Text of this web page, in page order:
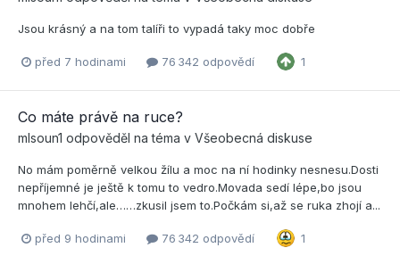
Jsou krásný a na tom talíři to vypadá taky moc dobře
před 7 hodinami 76 342 odpovědí 1
Co máte právě na ruce?
mlsoun1 odpověděl na téma v Všeobecná diskuse
No mám poměrně velkou žílu a moc na ní hodinky nesnesu.Dosti
nepříjemné je ještě k tomu to vedro.Movada sedí lépe,bo jsou
mnohem lehčí,ale……zkusil jsem to.Počkám si,až se ruka zhojí a...
před 9 hodinami 76 342 odpovědí 1